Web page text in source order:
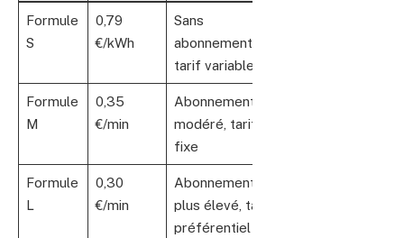
Formule
S
0,79
€/kWh
Sans
abonnement,
tarif variable
Formule
M
0,35
€/min
Abonnement
modéré, tarif
fixe
Formule
L
0,30
€/min
Abonnement
plus élevé, tarif
préférentiel